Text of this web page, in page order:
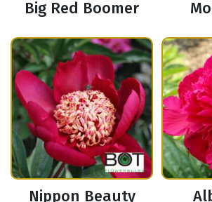
Big Red Boomer
Nippon Beauty